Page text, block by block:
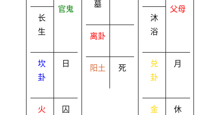
长
生
官鬼
坎
卦
日
火 囚
墓
离卦
阳土 死
沐
浴
父母
兑
卦
月
金 休